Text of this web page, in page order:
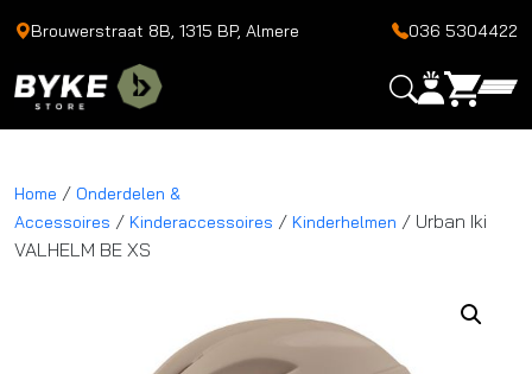
Brouwerstraat 8B, 1315 BP, Almere 036 5304422
Home / Onderdelen &
Accessoires / Kinderaccessoires / Kinderhelmen / Urban Iki
VALHELM BE XS